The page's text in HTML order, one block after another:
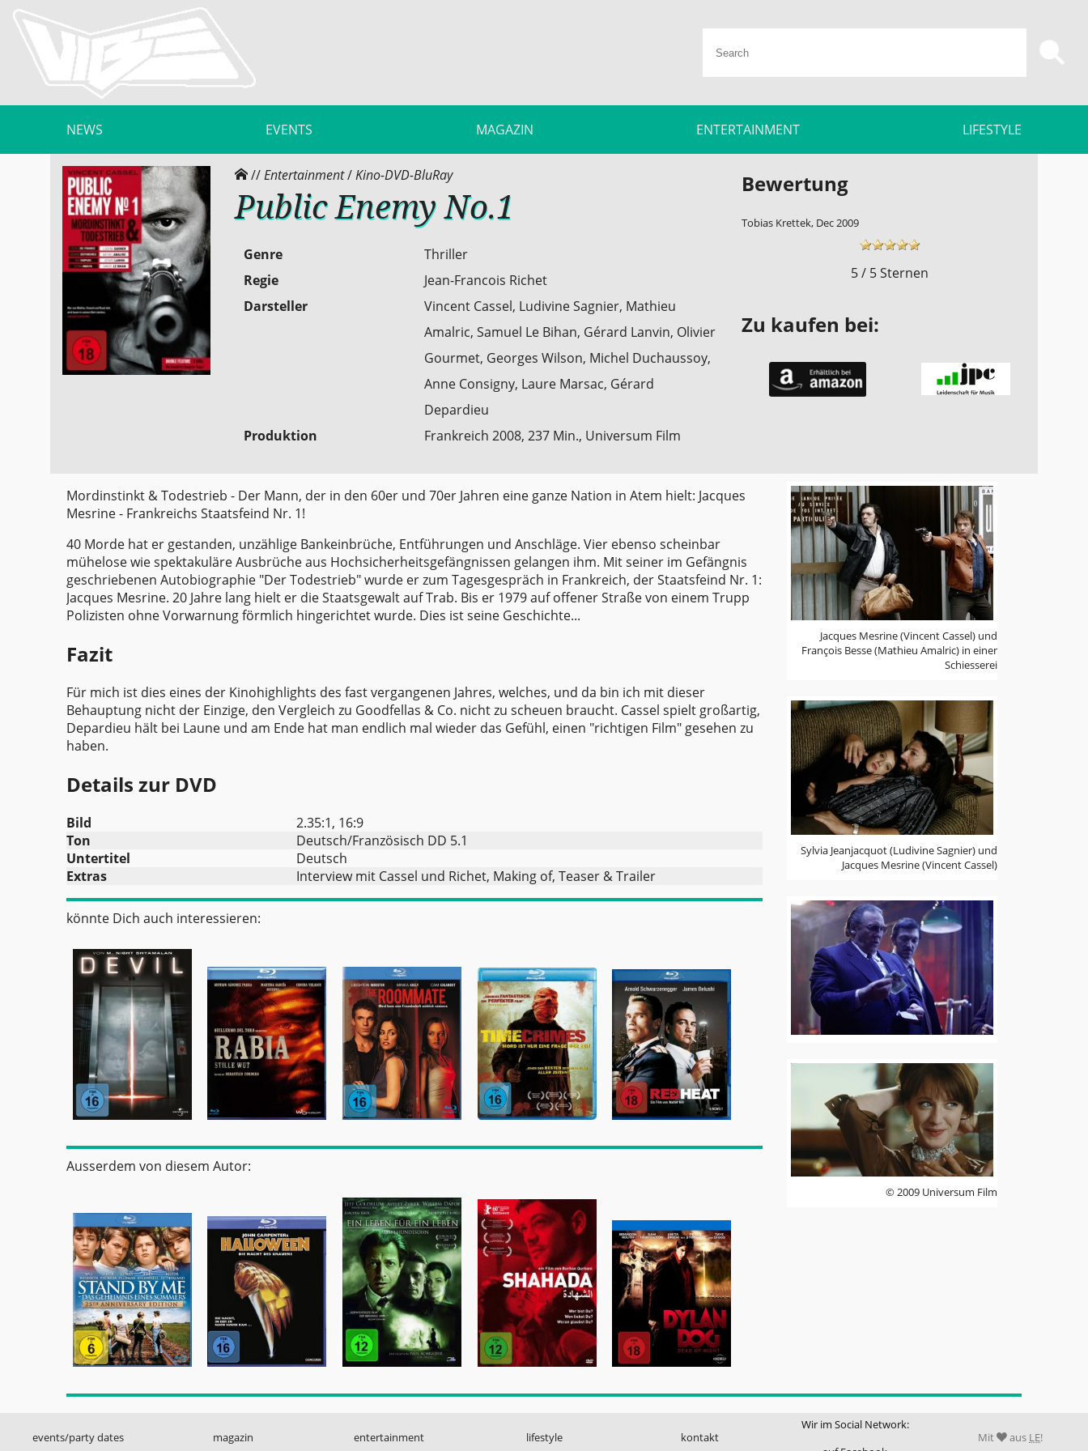
NEWS EVENTS MAGAZIN ENTERTAINMENT LIFESTYLE
//Entertainment/Kino-DVD-BluRay
Public Enemy No.1
Genre
Thriller
Regie
Jean-Francois Richet
Darsteller
Vincent Cassel, Ludivine Sagnier, Mathieu
Amalric, Samuel Le Bihan, Gérard Lanvin, Olivier
Gourmet, Georges Wilson, Michel Duchaussoy,
Anne Consigny, Laure Marsac, Gérard
Depardieu
Produktion
Frankreich 2008, 237 Min., Universum Film
Bewertung
Tobias Krettek, Dec 2009
5 / 5 Sternen
Zu kaufen bei:
Jacques Mesrine (Vincent Cassel) und
François Besse (Mathieu Amalric) in einer
Schiesserei
Sylvia Jeanjacquot (Ludivine Sagnier) und
Jacques Mesrine (Vincent Cassel)
© 2009 Universum Film
Mordinstinkt & Todestrieb - Der Mann, der in den 60er und 70er Jahren eine ganze Nation in Atem hielt: Jacques
Mesrine - Frankreichs Staatsfeind Nr. 1!
40 Morde hat er gestanden, unzählige Bankeinbrüche, Entführungen und Anschläge. Vier ebenso scheinbar
mühelose wie spektakuläre Ausbrüche aus Hochsicherheitsgefängnissen gelangen ihm. Mit seiner im Gefängnis
geschriebenen Autobiographie "Der Todestrieb" wurde er zum Tagesgespräch in Frankreich, der Staatsfeind Nr. 1:
Jacques Mesrine. 20 Jahre lang hielt er die Staatsgewalt auf Trab. Bis er 1979 auf offener Straße von einem Trupp
Polizisten ohne Vorwarnung förmlich hingerichtet wurde. Dies ist seine Geschichte...
Fazit
Für mich ist dies eines der Kinohighlights des fast vergangenen Jahres, welches, und da bin ich mit dieser
Behauptung nicht der Einzige, den Vergleich zu Goodfellas & Co. nicht zu scheuen braucht. Cassel spielt großartig,
Depardieu hält bei Laune und am Ende hat man endlich mal wieder das Gefühl, einen "richtigen Film" gesehen zu
haben.
Details zur DVD
Bild
2.35:1, 16:9
Ton
Deutsch/Französisch DD 5.1
Untertitel
Deutsch
Extras
Interview mit Cassel und Richet, Making of, Teaser & Trailer
könnte Dich auch interessieren:
Ausserdem von diesem Autor:
events/party dates
magazin
entertainment
lifestyle
kontakt
Wir im Social Network:
Mit aus LE!